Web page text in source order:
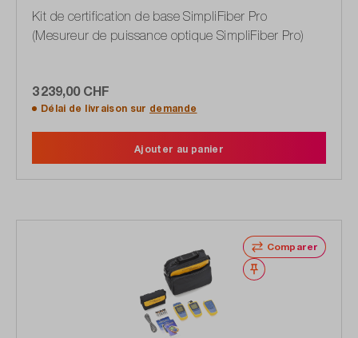
Kit de certification de base SimpliFiber Pro
(Mesureur de puissance optique SimpliFiber Pro)
3 239,00 CHF
Délai de livraison sur demande
Ajouter au panier
Comparer
Noter